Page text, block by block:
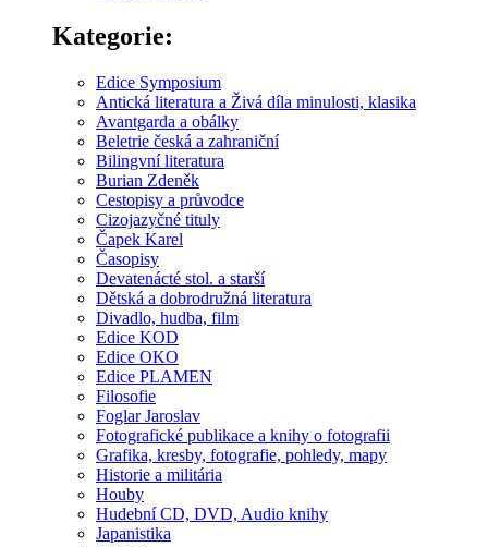
Kategorie:
Edice Symposium
Antická literatura a Živá díla minulosti, klasika
Avantgarda a obálky
Beletrie česká a zahraniční
Bilingvní literatura
Burian Zdeněk
Cestopisy a průvodce
Cizojazyčné tituly
Čapek Karel
Časopisy
Devatenácté stol. a starší
Dětská a dobrodružná literatura
Divadlo, hudba, film
Edice KOD
Edice OKO
Edice PLAMEN
Filosofie
Foglar Jaroslav
Fotografické publikace a knihy o fotografii
Grafika, kresby, fotografie, pohledy, mapy
Historie a militária
Houby
Hudební CD, DVD, Audio knihy
Japanistika